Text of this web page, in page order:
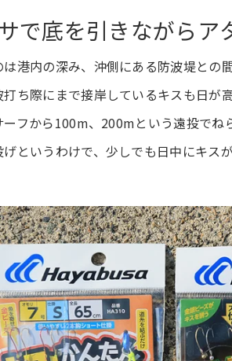
で底を引きながらア
は港内の深み、沖側にある防波堤との
打ち際にまで接岸しているキスも日が
ーフから100m、200mという遠投で
げというわけで、少しでも日中にキス